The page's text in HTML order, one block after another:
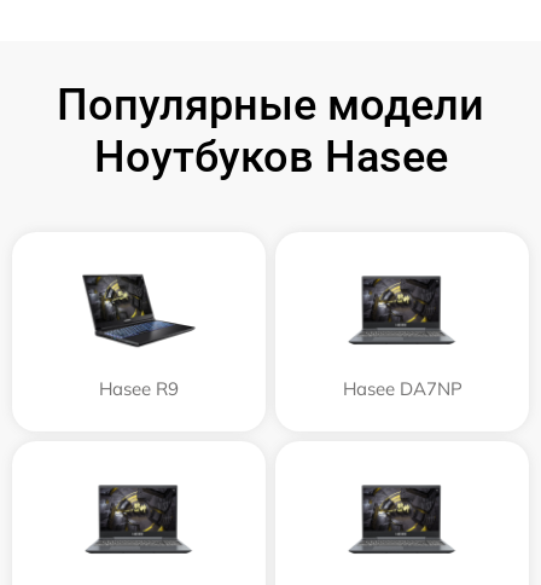
Популярные модели
Ноутбуков Hasee
Hasee R9 Hasee DA7NP